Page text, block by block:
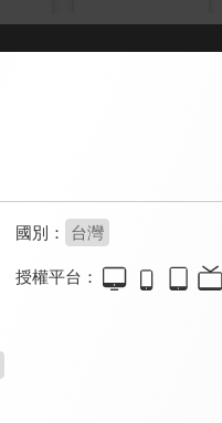
國別： 台灣
授權平台：